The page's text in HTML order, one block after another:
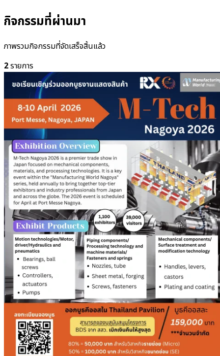
กิจกรรมที่ผ่านมา
ภาพรวมกิจกรรมที่จัดเสร็จสิ้นแล้ว
2รายการ